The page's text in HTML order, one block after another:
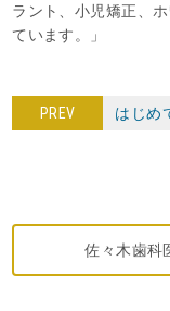
ラント、小児矯正、
ています。」
PREV はじめ
佐々木歯科